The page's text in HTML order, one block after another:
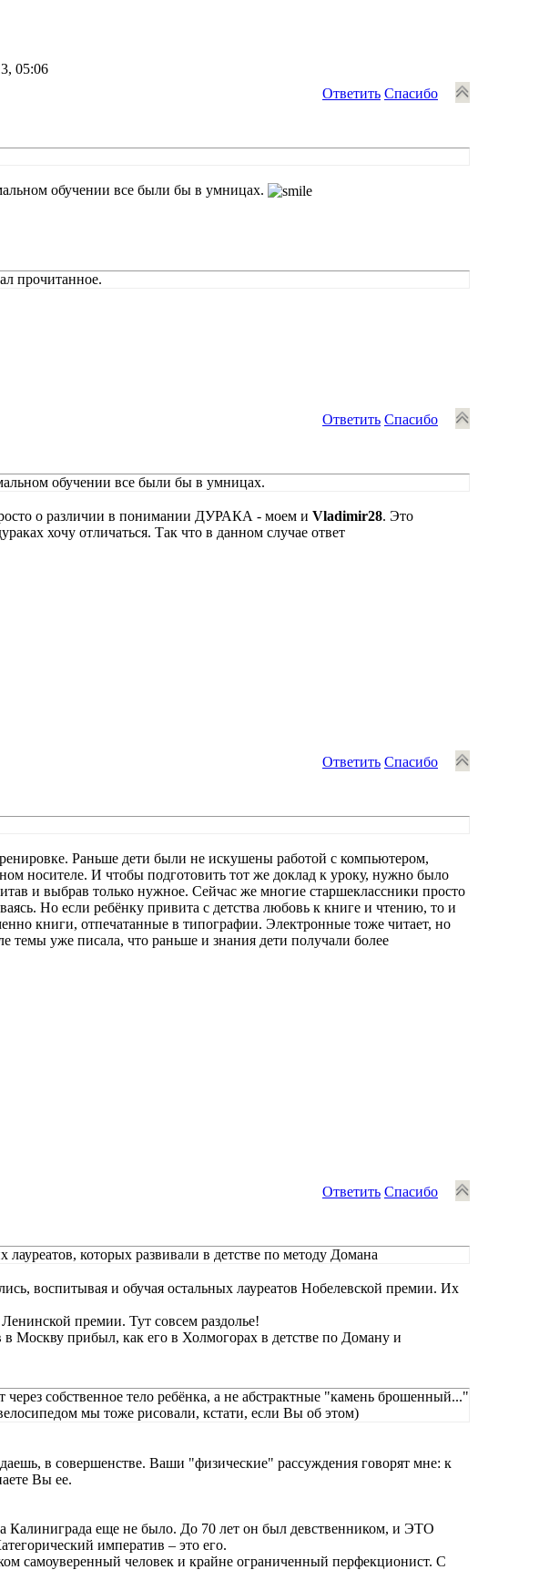
05:06
Ответить Спасибо
обучении все были бы в умницах.
прочитанное.
Ответить Спасибо
обучении все были бы в умницах.
о различии в понимании ДУРАКА - моем и Vladimir28. Это
хочу отличаться. Так что в данном случае ответ
Ответить Спасибо
Раньше дети были не искушены работой с компьютером,
носителе. И чтобы подготовить тот же доклад к уроку, нужно было
и выбрав только нужное. Сейчас же многие старшеклассники просто
Но если ребёнку привита с детства любовь к книге и чтению, то и
книги, отпечатанные в типографии. Электронные тоже читает, но
уже писала, что раньше и знания дети получали более
Ответить Спасибо
лауреатов, которых развивали в детстве по методу Домана
воспитывая и обучая остальных лауреатов Нобелевской премии. Их
премии. Тут совсем раздолье!
Москву прибыл, как его в Холмогорах в детстве по Доману и
собственное тело ребёнка, а не абстрактные "камень брошенный..."
мы тоже рисовали, кстати, если Вы об этом)
в совершенстве. Ваши "физические" рассуждения говорят мне: к
Вы ее.
Калиниграда еще не было. До 70 лет он был девственником, и ЭТО
императив – это его.
самоуверенный человек и крайне ограниченный перфекционист. С